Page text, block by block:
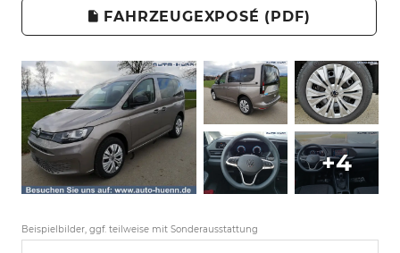
FAHRZEUGEXPOSÉ (PDF)
+4
Beispielbilder, ggf. teilweise mit Sonderausstattung